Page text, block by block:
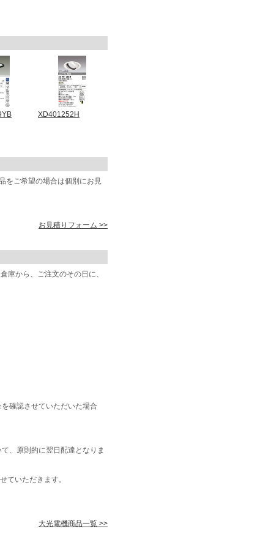
XD401252H
をご希望の場合は個別にお見
お見積りフォーム >>
から、ご注文のその日に、
確認させていただいた場合
、原則的に翌日配達となりま
ていただきます。
大光電機商品一覧 >>